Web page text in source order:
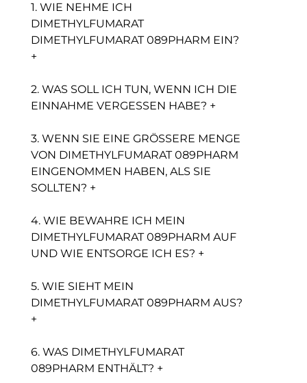
1. WIE NEHME ICH
DIMETHYLFUMARAT
DIMETHYLFUMARAT 089PHARM EIN?
+
2. WAS SOLL ICH TUN, WENN ICH DIE
EINNAHME VERGESSEN HABE? +
3. WENN SIE EINE GRÖSSERE MENGE
VON DIMETHYLFUMARAT 089PHARM
EINGENOMMEN HABEN, ALS SIE
SOLLTEN? +
4. WIE BEWAHRE ICH MEIN
DIMETHYLFUMARAT 089PHARM AUF
UND WIE ENTSORGE ICH ES? +
5. WIE SIEHT MEIN
DIMETHYLFUMARAT 089PHARM AUS?
+
6. WAS DIMETHYLFUMARAT
089PHARM ENTHÄLT? +